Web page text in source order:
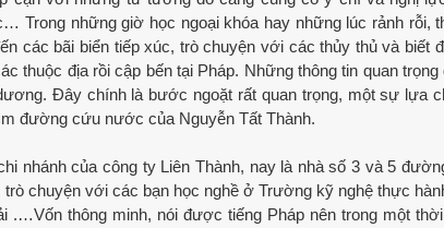
Trong những giờ học ngoại khóa hay những lúc rảnh rỗi,
các bãi biển tiếp xúc, trò chuyện với các thủy thủ và biết
thuộc địa rồi cập bến tại Pháp. Những thông tin quan
Đây chính là bước ngoặt rất quan trọng, một sự lựa
đường cứu nước của Nguyễn Tất Thành.
nhánh của công ty Liên Thành, nay là nhà số 3 và 5
chuyện với các bạn học nghề ở Trường kỹ nghệ thực
.…Vốn thông minh, nói được tiếng Pháp nên trong một